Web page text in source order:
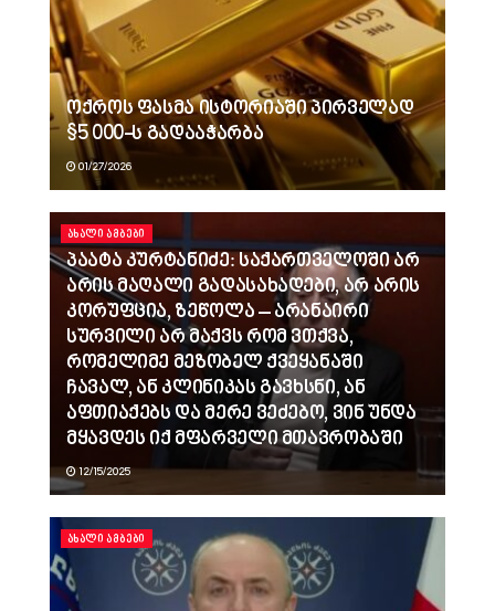
ოქროს ფასმა ისტორიაში პირველად
$5 000-ს გადააჭარბა
01/27/2026
ᲐᲮᲐᲚᲘ ᲐᲛᲑᲔᲑᲘ
პაატა კურტანიძე: საქართველოში არ
არის მაღალი გადასახადები, არ არის
კორუფცია, ზეწოლა – არანაირი
სურვილი არ მაქვს რომ ვთქვა,
რომელიმე მეზობელ ქვეყანაში
ჩავალ, ან კლინიკას გავხსნი, ან
აფთიაქებს და მერე ვეძებო, ვინ უნდა
მყავდეს იქ მფარველი მთავრობაში
12/15/2025
ᲐᲮᲐᲚᲘ ᲐᲛᲑᲔᲑᲘ